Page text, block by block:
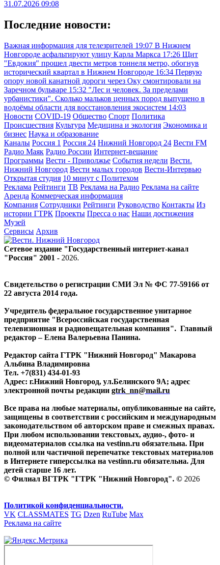
31.07.2026 09:08
Последние новости:
Важная информация для телезрителей 19:07 В Нижнем
Новгороде асфальтируют улицу Карла Маркса 17:26 Щит
"Евдокия" прошел двести метров тоннеля метро, обогнув
исторический квартал в Нижнем Новгороде 16:34 Первую
опору новой канатной дороги через Оку смонтировали на
Заречном бульваре 15:32 "Лес и человек. За пределами
урбанистики". Сколько мальков ценных пород выпущено в
водоёмы области для восстановления экосистем 14:03
Новости COVID-19 Общество Спорт Политика
Происшествия Культура Медицина и экология Экономика и
бизнес Наука и образование
Каналы Россия 1 Россия 24 Нижний Новгород 24 Вести FM
Радио Маяк Радио России Интернет-вещание
Программы Вести - Приволжье События недели Вести.
Нижний Новгород Вести малых городов Вести-Интервью
Открытая студия 10 минут с Политехом
Реклама Рейтинги ТВ Реклама на Радио Реклама на сайте
Аренда Коммерческая информация
Компания Сотрудники Рейтинги Руководство Контакты Из
истории ГТРК Проекты Пресса о нас Наши достижения
Музей
Сервисы Архив
Сетевое издание "Государственный интернет-канал
"Россия" 2001 - 2026.
Свидетельство о регистрации СМИ Эл № ФС 77-59166 от
22 августа 2014 года.
Учредитель федеральное государственное унитарное
предприятие "Всероссийская государственная
телевизионная и радиовещательная компания". Главный
редактор – Елена Валерьевна Панина.
Редактор сайта ГТРК "Нижний Новгород" Макарова
Альбина Владимировна
Тел. +7(831) 434-01-93
Адрес: г.Нижний Новгород, ул.Белинского 9А; адрес
электронной почты редакции gtrk_nn@mail.ru
Все права на любые материалы, опубликованные на сайте,
защищены в соответствии с российским и международным
законодательством об авторском праве и смежных правах.
При любом использовании текстовых, аудио-, фото- и
видеоматериалов ссылка на vestinn.ru обязательна. При
полной или частичной перепечатке текстовых материалов
в Интернете гиперссылка на vestinn.ru обязательна. Для
детей старше 16 лет.
© Филиал ВГТРК "ГТРК "Нижний Новгород". © 2026
Политикой конфиденциальности.
VK CLASSMATES TG Dzen RuTube Max
Реклама на сайте